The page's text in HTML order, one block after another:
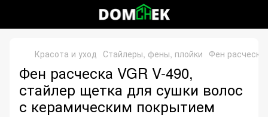
Красота и уход Стайлеры, фены, плойки Фен
Фен расческа VGR V-490,
стайлер щетка для сушки волос
с керамическим покрытием